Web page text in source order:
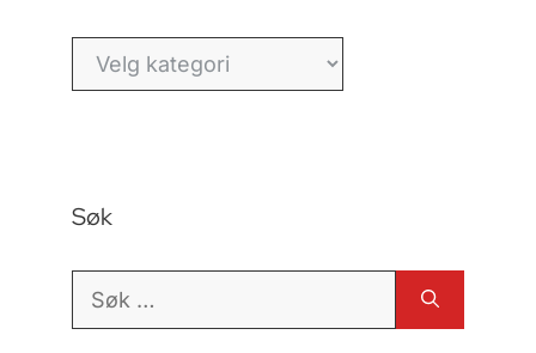
Kategorier
Søk
Søk